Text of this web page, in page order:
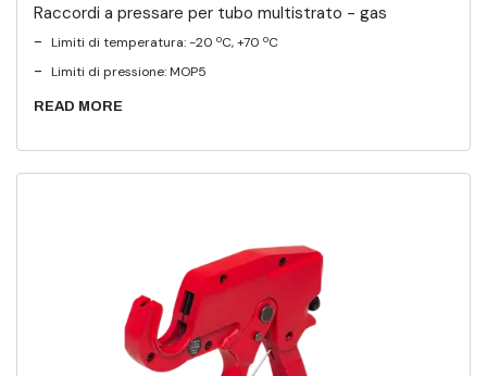
Raccordi a pressare per tubo multistrato - gas
- Limiti di temperatura: -20 ºC, +70 ºC
- Limiti di pressione:MOP5
READ MORE